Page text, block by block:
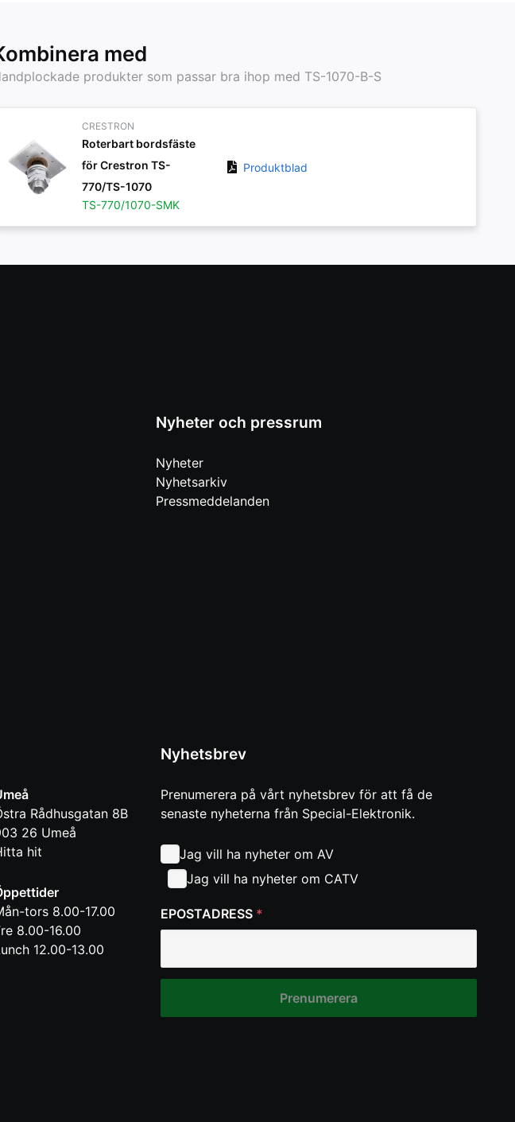
med
produkter som passar bra ihop med TS-1070-B-S
CRESTRON
Roterbart bordsfäste
för Crestron TS-
770/TS-1070
TS-770/1070-SMK
Produktblad
Nyheter och pressrum
Nyheter
Nyhetsarkiv
Pressmeddelanden
Rådhusgatan 8B
26 Umeå
hit
tors 8.00-17.00
8.00-16.00
12.00-13.00
Nyhetsbrev
Prenumerera på vårt nyhetsbrev för att få de
senaste nyheterna från Special-Elektronik.
Jag vill ha nyheter om AV
Jag vill ha nyheter om CATV
EPOSTADRESS *